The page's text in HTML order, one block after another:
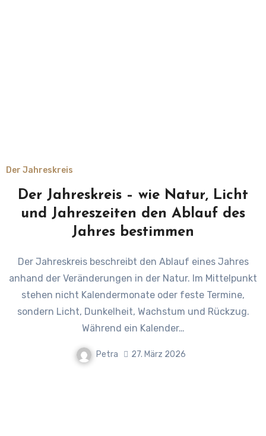
Der Jahreskreis
Der Jahreskreis – wie Natur, Licht
und Jahreszeiten den Ablauf des
Jahres bestimmen
Der Jahreskreis beschreibt den Ablauf eines Jahres
anhand der Veränderungen in der Natur. Im Mittelpunkt
stehen nicht Kalendermonate oder feste Termine,
sondern Licht, Dunkelheit, Wachstum und Rückzug.
Während ein Kalender…
Petra 27. März 2026